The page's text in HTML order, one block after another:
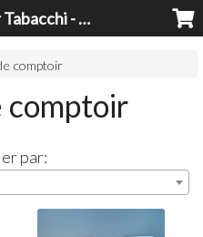
Espositori Bar Tabacchi - Lavorazioni Plexiglass Bari
comptoir
comptoir
par: